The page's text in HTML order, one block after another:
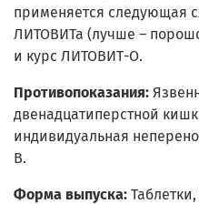
применяется следующая
ЛИТОВИТа (лучше –
и курс ЛИТОВИТ-О.
Противопоказания:
двенадцатиперстной
индивидуальная
В.
Форма выпуска: Таблетки,